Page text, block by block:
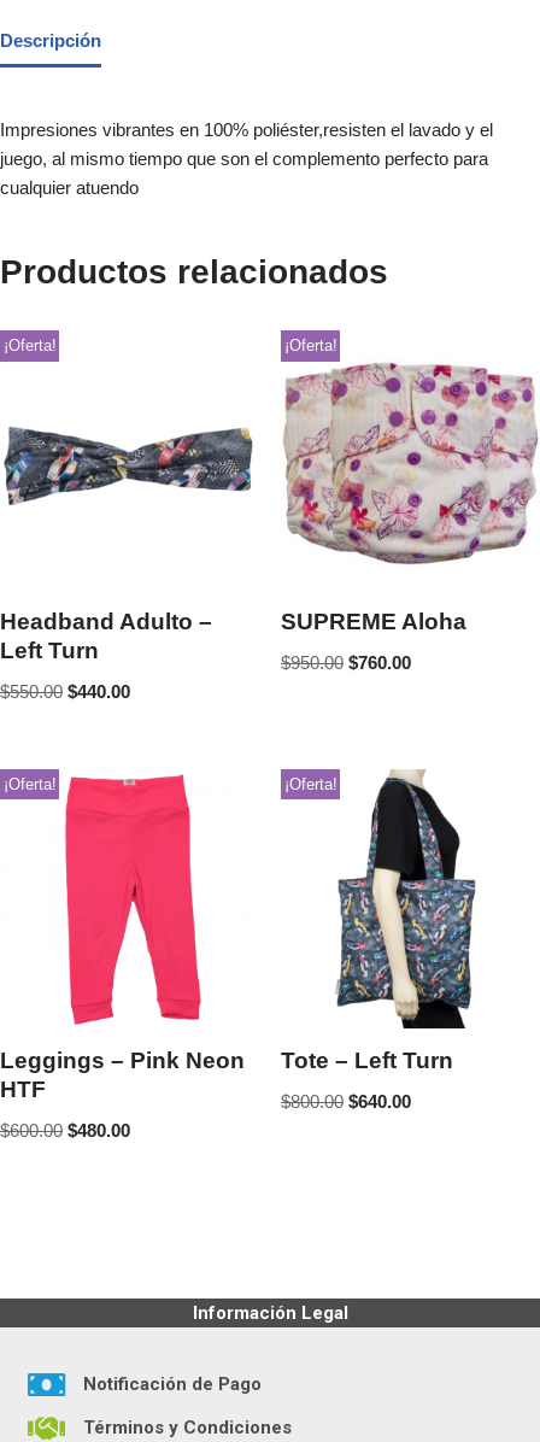
Descripción
Impresiones vibrantes en 100% poliéster,resisten el lavado y el
juego, al mismo tiempo que son el complemento perfecto para
cualquier atuendo
Productos relacionados
¡Oferta!
Headband Adulto –
Left Turn
$550.00 $440.00
¡Oferta!
SUPREME Aloha
$950.00 $760.00
¡Oferta!
Leggings – Pink Neon
HTF
$600.00 $480.00
¡Oferta!
Tote – Left Turn
$800.00 $640.00
Información Legal
Notificación de Pago
Términos y Condiciones